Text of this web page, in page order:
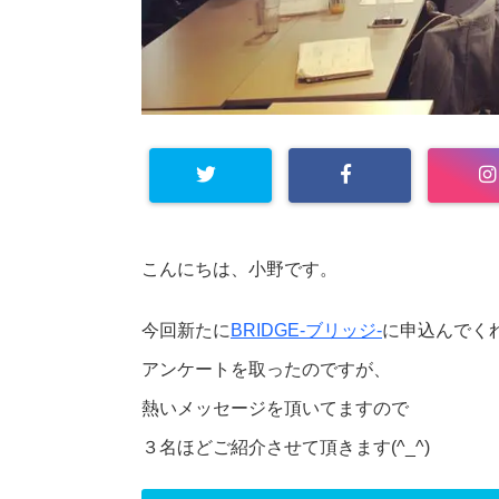
こんにちは、小野です。
今回新たに BRIDGE-ブリッジ-に申込んでく
アンケートを取ったのですが、
熱いメッセージを頂いてますので
３名ほどご紹介させて頂きます(^_^)